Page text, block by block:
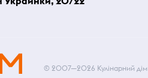
© 2007—2026 Кулінарний дім